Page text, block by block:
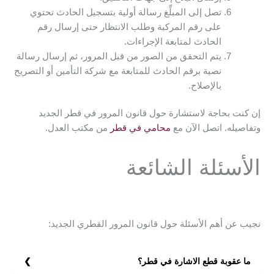
تصل إلى المبلِّغ رسالة أولية بتسجيل الحادث تحتوي
على رقم المركبة وطلب الانتظار حتى إرسال رقم
الحادث لمتابعة الإجراءات.
يتم التحقق من الصور من قبل المرور، ثم إرسال رسالة
نصية برقم الحادث للمتابعة مع شركة التأمين أو التصريح
بالإصلاح.
إن كنت بحاجة لاستشارة حول قانون المرور في قطر الجديد
وتفاصيله. اتصل الآن مع محامي في قطر من مكتب العدل.
الأسئلة الشائعة
نجيب عن أهم الأسئلة حول قانون المرور القطري الجديد:
ما عقوبة قطع الاشارة في قطر؟